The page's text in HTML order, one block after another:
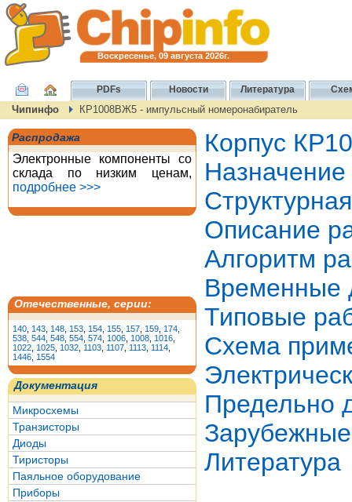
Воскресенье, 09 августа 2026г.
PDFs Новости Литература
Чипинфо КР1008ВЖ5 - импульсный номеронабиратель
Распродажа
Электронные компоненты со
склада по низким ценам,
подробнее >>>
Отечественные, серии:
140 143 148 153 154 155 157 159 174
538 544 548 554 574 1006 1008 1016
1022 1025 1032 1103 1107 1113 1114
1446 1554
Документация
Микросхемы
Транзисторы
Диоды
Тиристоры
Паяльное оборудование
Приборы
Корпус
Описание
Алгоритм
Временные
Типовые
Схема
Предельно
Литература